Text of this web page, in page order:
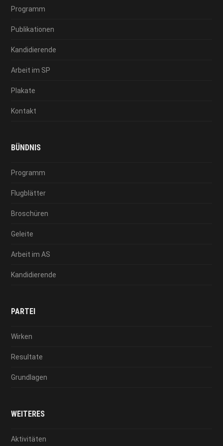
Programm
Publikationen
Kandidierende
Arbeit im SP
Plakate
Kontakt
BÜNDNIS
Programm
Flugblätter
Broschüren
Geleite
Arbeit im AS
Kandidierende
PARTEI
Wirken
Resultate
Grundlagen
WEITERES
Aktivitäten